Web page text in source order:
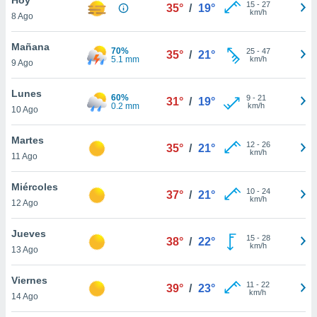
y
en
más
de
8 Ago
35° / 19° 15- 27
km/h
Mañana
9 Ago
70%
5.1 mm
35° / 21° 25- 47
km/h
Lunes
10 Ago
60%
0.2 mm
31° / 19° 9- 21
km/h
Martes
11 Ago
35° / 21° 12- 26
km/h
Miércoles
12 Ago
37° / 21° 10- 24
km/h
Jueves
13 Ago
38° / 22° 15- 28
km/h
Viernes
14 Ago
39° / 23° 11 - 22
km/h